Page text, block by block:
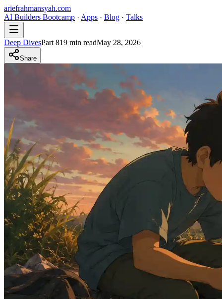
ariefrahmansyah.com
AI Builders Bootcamp · Apps · Blog · Talks
Deep DivesPart 819 min readMay 28, 2026
Share